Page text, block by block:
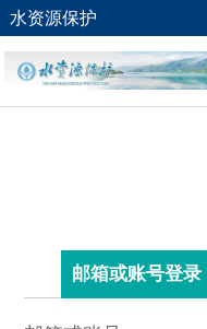
水资源保护
邮箱或账号登录